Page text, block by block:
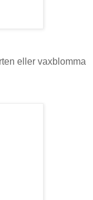
eller vaxblomma